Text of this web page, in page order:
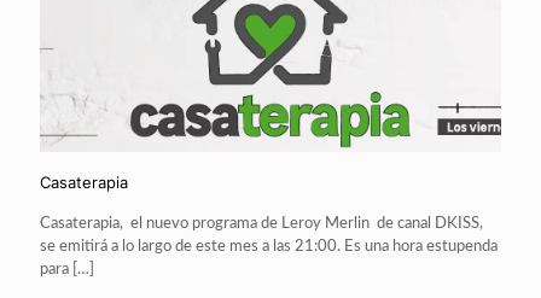
Casaterapia
Casaterapia, el nuevo programa de Leroy Merlin de canal DKISS,
se emitirá a lo largo de este mes a las 21:00. Es una hora estupenda
para […]